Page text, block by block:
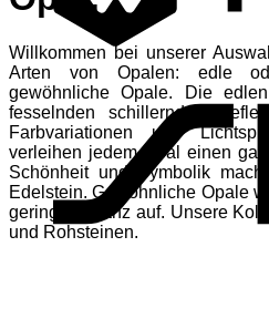
Willkommen bei unserer
Arten von Opalen: edle
gewöhnliche Opale. Die
fesselnden schillernden
Farbvariationen und
verleihen jedem Opal einen
Schönheit und Symbolik
Edelstein. Gewöhnliche Opale
geringen Glanz auf. Unsere
und Rohsteinen.